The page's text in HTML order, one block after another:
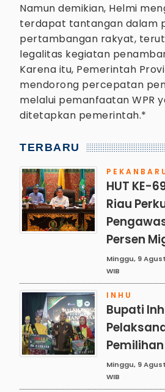
Namun demikian, Helmi
terdapat tantangan dalam
pertambangan rakyat,
legalitas kegiatan
Karena itu, Pemerintah
mendorong percepatan
melalui pemanfaatan WPR
ditetapkan pemerintah.*
TERBARU
HUT KE-
Riau
Persen
Minggu, 9
WIB
INHU
Bupati
Minggu, 9
WIB